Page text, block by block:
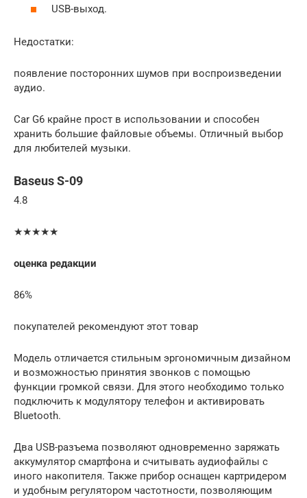
USB-выход.
Недостатки:
появление посторонних шумов при воспроизведении
аудио.
Car G6 крайне прост в использовании и способен
хранить большие файловые объемы. Отличный выбор
для любителей музыки.
Baseus S-09
4.8
★★★★★
оценка редакции
86%
покупателей рекомендуют этот товар
Модель отличается стильным эргономичным дизайном
и возможностью принятия звонков с помощью
функции громкой связи. Для этого необходимо только
подключить к модулятору телефон и активировать
Bluetooth.
Два USB-разъема позволяют одновременно заряжать
аккумулятор смартфона и считывать аудиофайлы с
иного накопителя. Также прибор оснащен картридером
и удобным регулятором частотности, позволяющим